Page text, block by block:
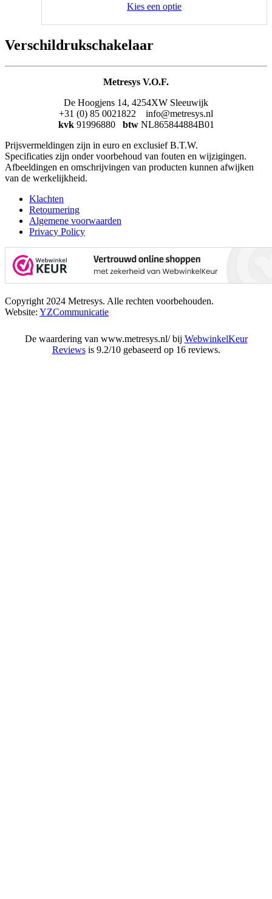
Kies een optie
Verschildrukschakelaar
Metresys V.O.F.
De Hoogjens 14, 4254XW Sleeuwijk
+31 (0) 85 0021822 info@metresys.nl
kvk 91996880 btw NL865844884B01
Prijsvermeldingen zijn in euro en exclusief B.T.W.
Specificaties zijn onder voorbehoud van fouten en wijzigingen.
Afbeeldingen en omschrijvingen van producten kunnen afwijken
van de werkelijkheid.
Klachten
Retournering
Algemene voorwaarden
Privacy Policy
Copyright 2024 Metresys. Alle rechten voorbehouden.
Website: YZCommunicatie
De waardering van www.metresys.nl/ bij WebwinkelKeur
Reviewsis 9.2/10 gebaseerd op 16 reviews.